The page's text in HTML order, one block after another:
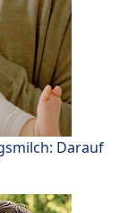
Darauf